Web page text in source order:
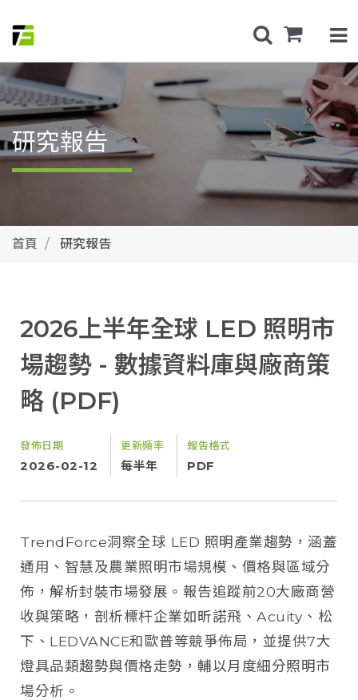
研究報告
首頁 研究報告
2026上半年全球 LED 照明市
場趨勢 - 數據資料庫與廠商策
略 (PDF)
發佈日期
2026-02-12
更新頻率
每半年
報告格式
PDF
TrendForce洞察全球 LED 照明產業趨勢，涵蓋
通用、智慧及農業照明市場規模、價格與區域分
佈，解析封裝市場發展。報告追蹤前20大廠商營
收與策略，剖析標杆企業如昕諾飛、Acuity、松
下、LEDVANCE和歐普等競爭佈局，並提供7大
燈具品類趨勢與價格走勢，輔以月度細分照明市
場分析。